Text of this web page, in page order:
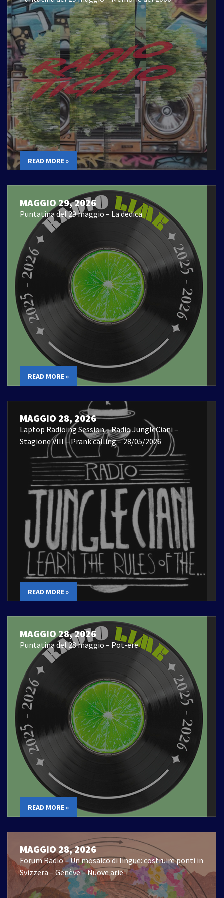
READ MORE »
MAGGIO 29, 2026
Puntatina del 29 maggio – La dedica
READ MORE »
MAGGIO 28, 2026
Laptop Radioing Session – Radio JungleCiani –
Stagione VIII – Prank calling – 28/05/2026
READ MORE »
MAGGIO 28, 2026
Puntatina del 28 maggio – Pot-ere
READ MORE »
MAGGIO 28, 2026
Forum Radio – Un mosaico di lingue: costruire ponti in
Svizzera – Genève – Nuove arie